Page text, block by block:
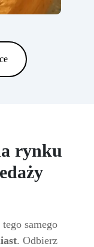
rynku
samego
. Odbierz